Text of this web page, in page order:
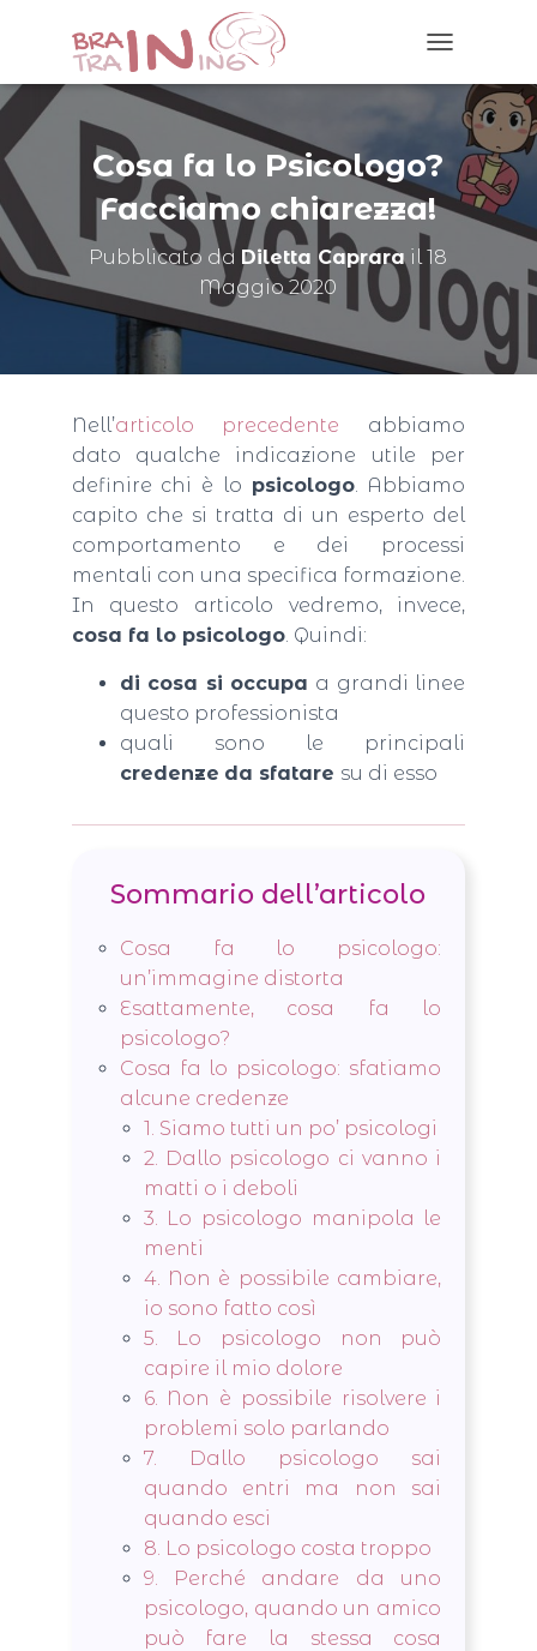
A
G
Z
N
E
T
O
G
E
Cosa fa lo Psicologo?
Facciamo chiarezza!
Pubblicato da Diletta Caprara il18
Maggio 2020
Nell’articolo precedente abbiamo
dato qualche indicazione utile per
definire chi è lo psicologo. Abbiamo
capito che si tratta di un esperto del
comportamento e dei processi
mentali con una specifica formazione.
In questo articolo vedremo, invece,
cosa fa lo psicologo. Quindi:
di cosa si occupa a grandi linee
questo professionista
quali sono le principali
credenze da sfatare su di esso
Sommario dell’articolo
Cosa fa lo psicologo:
un’immagine distorta
Esattamente, cosa fa lo
psicologo?
Cosa fa lo psicologo: sfatiamo
alcune credenze
1. Siamo tutti un po’ psicologi
2. Dallo psicologo ci vanno i
matti o i deboli
3. Lo psicologo manipola le
menti
4. Non è possibile cambiare,
io sono fatto così
5. Lo psicologo non può
capire il mio dolore
6. Non è possibile risolvere i
problemi solo parlando
7. Dallo psicologo sai
quando entri ma non sai
quando esci
8. Lo psicologo costa troppo
9. Perché andare da uno
psicologo, quando un amico
può fare la stessa cosa